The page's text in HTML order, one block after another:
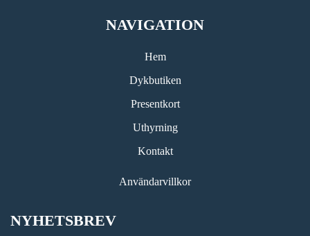
NAVIGATION
Hem
Dykbutiken
Presentkort
Uthyrning
Kontakt
Användarvillkor
NYHETSBREV